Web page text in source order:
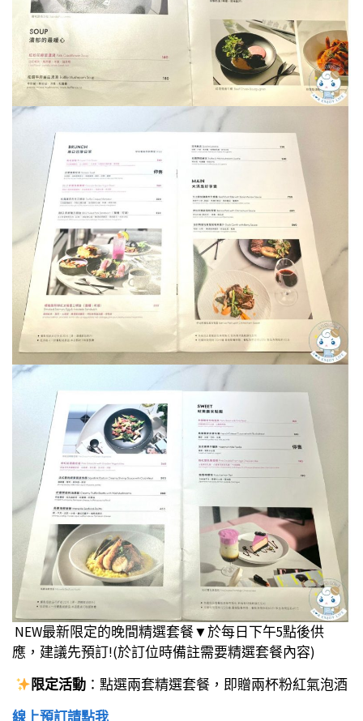
NEW最新限定的晚間精選套餐▼於每日下午5點後供
應，建議先預訂!(於訂位時備註需要精選套餐內容)
限定活動：點選兩套精選套餐，即贈兩杯粉紅氣泡酒
線上預訂請點我